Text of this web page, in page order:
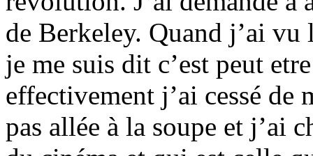
de Berkeley. Quand j’ai
je me suis dit c’est peut
effectivement j’ai cessé
pas allée à la soupe et j’ai